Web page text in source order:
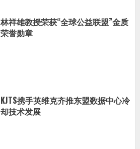
林祥雄教授荣获“全球公益联盟”金质
荣誉勋章
KJTS携手英维克齐推东盟数据中心冷
却技术发展